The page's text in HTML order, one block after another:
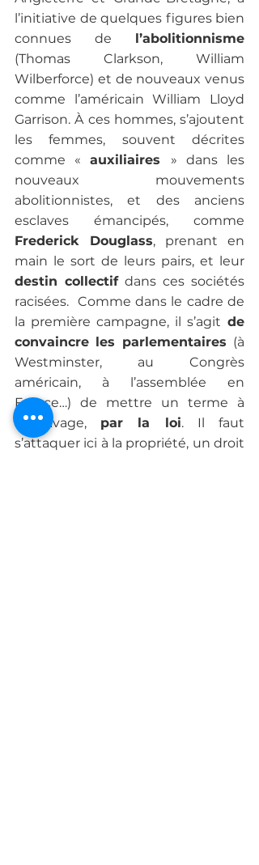
l’initiative de quelques figures bien
connues de
(Thomas Clarkson, William
Wilberforce) et de nouveaux venus
comme l’américain William Lloyd
Garrison. À ces hommes, s’ajoutent
les femmes, souvent décrites
comme « auxiliaires » dans les
nouveaux mouvements
abolitionnistes, et des anciens
Frederick Douglass, prenant en
destin collectif dans ces sociétés
racisées.  Comme dans le cadre de
la première campagne, il s’agit de
convaincre les parlementaires (à
Westminster, au Congrès
américain, à l’assemblée en
France…) de mettre un terme à
l’esclavage, par la loi. Il faut
s’attaquer ici à la propriété, un droit